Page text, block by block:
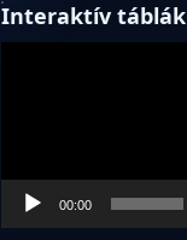
Interaktív táblák
00:00